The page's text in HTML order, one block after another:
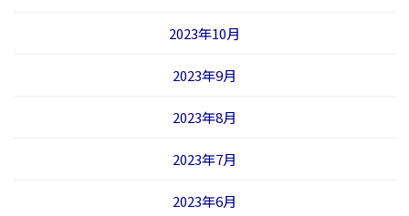
2023年10月
2023年9月
2023年8月
2023年7月
2023年6月